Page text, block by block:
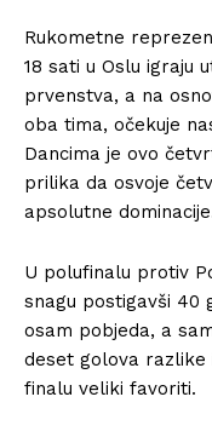
Rukometne
18 sati u Oslu igraju
prvenstva, a na
oba tima, očekuje
Dancima je ovo
prilika da osvoje
apsolutne
U polufinalu protiv
snagu postigavši 40
osam pobjeda, a
deset golova razlike
finalu veliki favoriti.